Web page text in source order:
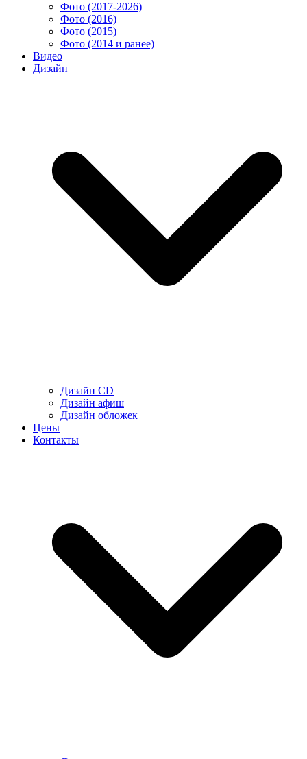
Фото (2017-2026)
Фото (2016)
Фото (2015)
Фото (2014 и ранее)
Видео
Дизайн
Дизайн CD
Дизайн афиш
Дизайн обложек
Цены
Контакты